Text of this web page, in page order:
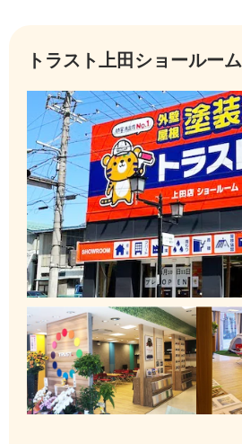
トラスト上田ショールーム